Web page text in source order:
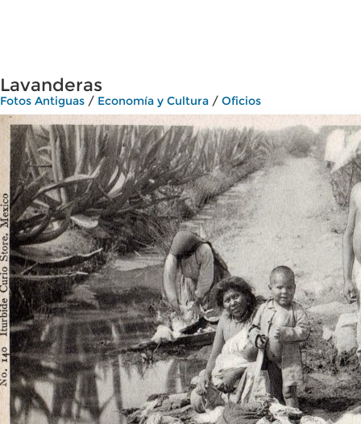
Lavanderas
Fotos Antiguas / Economía y Cultura / Oficios